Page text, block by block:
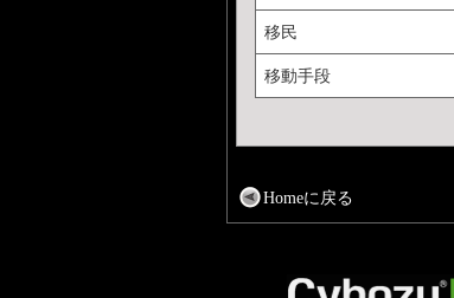
移民
移動手段
Homeに戻る